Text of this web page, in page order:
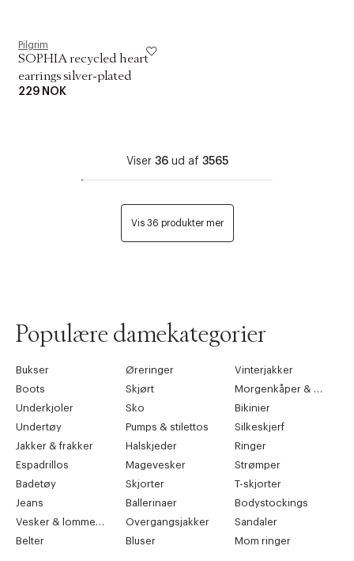
Pilgrim
SOPHIA recycled heart
earrings silver-plated
229 NOK
Viser 36ud af 3565
Vis 36 produkter mer
Populære damekategorier
Bukser Øreringer
Vinterjakker
Boots
Skjørt
Morgenkåper & kimonoer
Underkjoler
Sko
Bikinier
Undertøy
Pumps & stilettos
Silkeskjerf
Jakker & frakker
Halskjeder
Ringer
Espadrillos
Magevesker
Strømper
Badetøy
Skjorter
T-skjorter
Jeans
Ballerinaer
Bodystockings
Vesker & lommebøker
Overgangsjakker
Sandaler
Belter
Bluser Mom ringer